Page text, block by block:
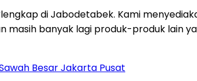
di Jabodetabek. Kami
masih banyak lagi produk-produk lain